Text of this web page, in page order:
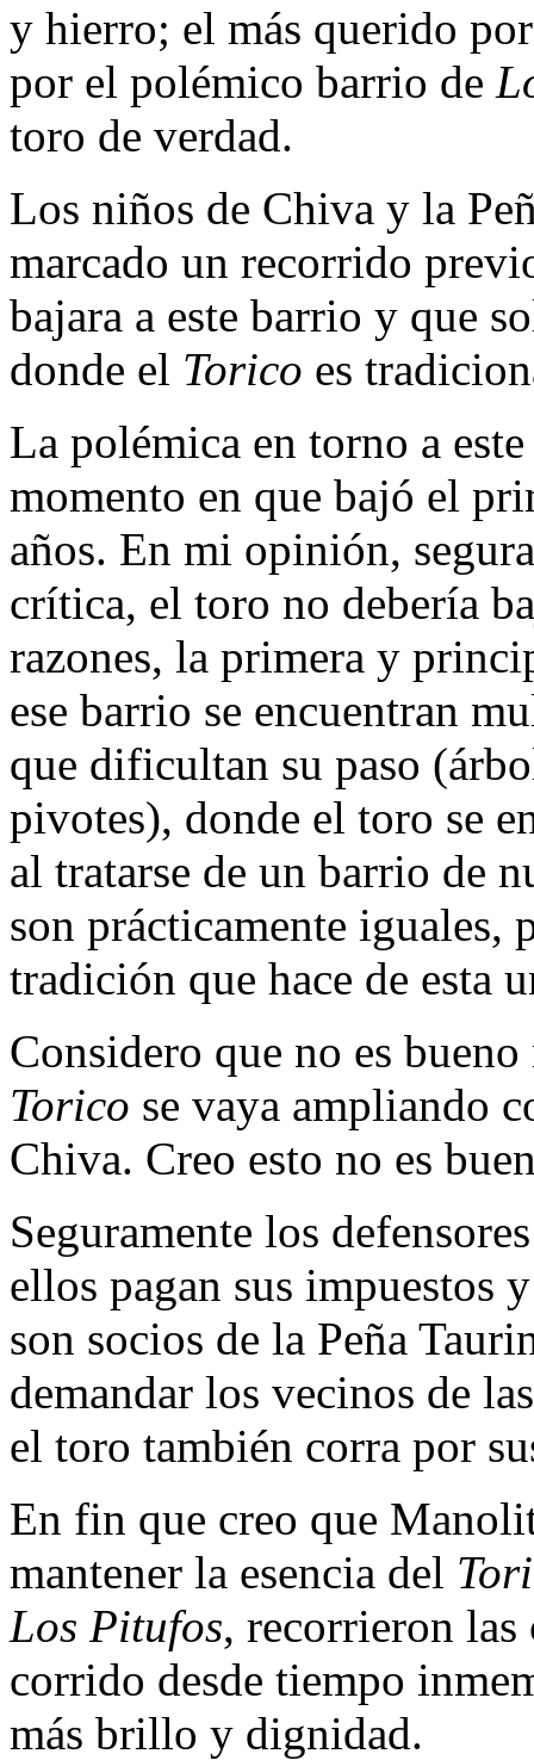
y hierro; el más querido
por el polémico barrio de
toro de verdad.
Los niños de Chiva y la
marcado un recorrido
bajara a este barrio y que
donde el Torico es
La polémica en torno a
momento en que bajó el
años. En mi opinión,
crítica, el toro no debería
razones, la primera y
ese barrio se encuentran
que dificultan su paso
pivotes), donde el toro se
al tratarse de un barrio de
son prácticamente iguales,
tradición que hace de esta
Considero que no es
Torico se vaya ampliando
Chiva. Creo esto no es
Seguramente los
ellos pagan sus impuestos
son socios de la Peña
demandar los vecinos de
el toro también corra por
En fin que creo que
mantener la esencia del
Los Pitufos, recorrieron las
corrido desde tiempo
más brillo y dignidad.